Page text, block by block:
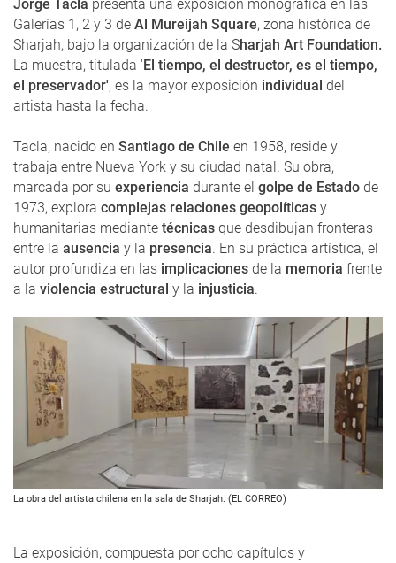
Jorge Tacla presenta una exposición monográfica en las
Galerías 1, 2 y 3 de Al Mureijah Square, zona histórica de
Sharjah, bajo la organización de la Sharjah Art Foundation.
La muestra, titulada ' El tiempo, el destructor, es el tiempo,
el preservador', es la mayor exposición individual del
artista hasta la fecha.
Tacla, nacido en Santiago de Chile en 1958, reside y
trabaja entre Nueva York y su ciudad natal. Su obra,
marcada por su experiencia durante el golpe de Estado de
1973, explora complejas relaciones geopolíticas y
humanitarias mediante técnicas que desdibujan fronteras
entre la ausencia y la presencia. En su práctica artística, el
autor profundiza en las implicaciones de la memoria frente
a la violencia estructural y la injusticia.
La obra del artista chilena en la sala de Sharjah. (EL CORREO)
La exposición, compuesta por ocho capítulos y